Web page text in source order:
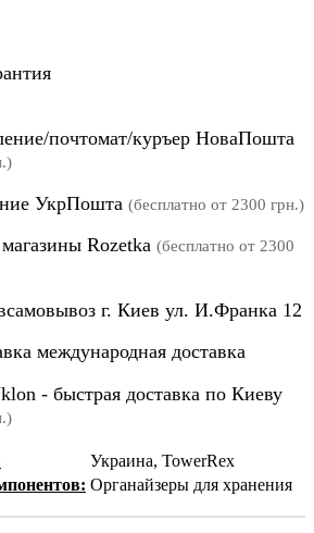
почтомат/куръер НоваПошта
УкрПошта (бесплатно от 2300 грн.)
магазины Rozetka (бесплатно от 2300
самовывоз г. Киев ул. И.Франка 12
международная доставка
- быстрая доставка по Киеву
Украина, TowerRex
Органайзеры для хранения